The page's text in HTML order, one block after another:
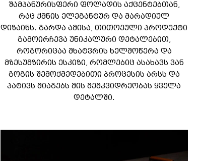
შამპანურისფერი ფოლადის აქცენტებთან,
რაც ქმნის ელეგანტურ და მარადიულ
დიზაინს. გარდა ამისა, თითოეული პროდუქტი
გამოირჩევა უნიკალური დეტალებით,
როგორიცაა მხატვრის ხელმოწერა და
მზესუმზირის ესკიზი, რომლებიც ასახავს ვან
გოგის შემოქმედებითი პროცესის არსს და
პატივს მიაგებს მის მემკვიდრეობას ყველა
დეტალში.